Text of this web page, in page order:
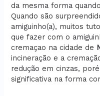
da mesma forma
Quando são
amiguinho(a), muitos
que fazer com o
cremaçao na cidade de
incineração e a
redução em cinzas,
significativa na forma